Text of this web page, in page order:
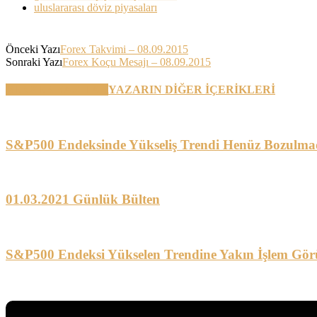
uluslararası döviz piyasaları
Önceki YazıForex Takvimi – 08.09.2015
Sonraki YazıForex Koçu Mesajı – 08.09.2015
YAZARIN DİĞER İÇERİKLERİ
S&P500 Endeksinde Yükseliş Trendi Henüz
01.03.2021 Günlük Bülten
S&P500 Endeksi Yükselen Trendine Yakın İşlem